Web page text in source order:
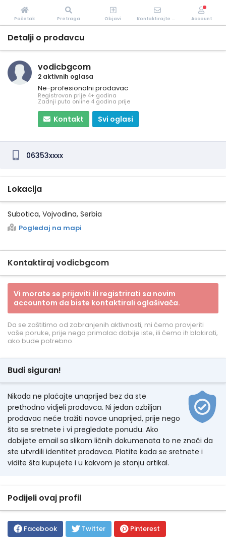
Detalji o prodavcu
vodicbgcom
2 aktivnih oglasa
Ne-profesionalni prodavac
Registrovan prije 4+ godina
Zadnji puta online 4 godina prije
Kontakt Svi oglasi
06353xxxx
Lokacija
Subotica, Vojvodina, Serbia
Pogledaj na mapi
Kontaktiraj vodicbgcom
Vi morate se prijaviti ili registrirati sa novim
accountom da biste kontaktirali oglašivača.
Da se zaštitimo od zabranjenih aktivnosti, mi ćemo provjeriti
vaše poruke, prije nego primalac dobije iste, ili ćemo ih blokirati,
ako bude potrebno.
Budi siguran!
Nikada ne plaćajte unaprijed bez da ste
prethodno vidjeli prodavca. Ni jedan ozbiljan
prodavac neće tražiti novce unaprijed, prije nego
što se sretnete i vi pregledate ponudu. Ako
dobijete email sa slikom ličnih dokumenata to ne znači da
ste utvrdili identitet prodavca. Platite kada se sretnete i
vidite šta kupujete i u kakvom je stanju artikal.
Podijeli ovaj profil
Facebook Twitter Pinterest
Početak Pretraga Objavi Kontaktirajte Nas Account